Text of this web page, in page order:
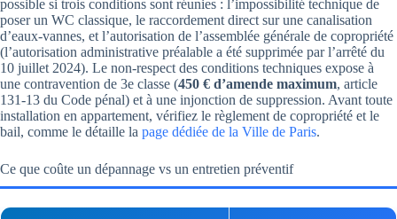
possible si trois conditions sont réunies : l’impossibilité technique de
poser un WC classique, le raccordement direct sur une canalisation
d’eaux-vannes, et l’autorisation de l’assemblée générale de copropriété
(l’autorisation administrative préalable a été supprimée par l’arrêté du
10 juillet 2024). Le non-respect des conditions techniques expose à
une contravention de 3e classe (450 € d’amende maximum, article
131-13 du Code pénal) et à une injonction de suppression. Avant toute
installation en appartement, vérifiez le règlement de copropriété et le
bail, comme le détaille la page dédiée de la Ville de Paris.
Ce que coûte un dépannage vs un entretien préventif